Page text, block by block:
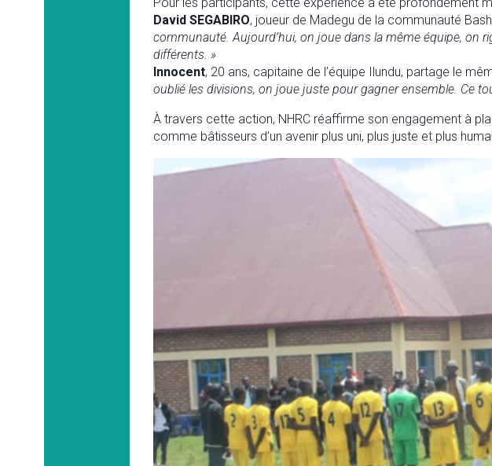
David SEGABIRO, joueur de Madegu de la communauté
communauté. Aujourd’hui, on joue dans la même équipe, on
différents. »
Innocent, 20 ans, capitaine de l’équipe Ilundu, partage le
oublié les divisions, on joue juste pour gagner ensemble. Ce
À travers cette action, NHRC réaffirme son engagement à
comme bâtisseurs d’un avenir plus uni, plus juste et plus